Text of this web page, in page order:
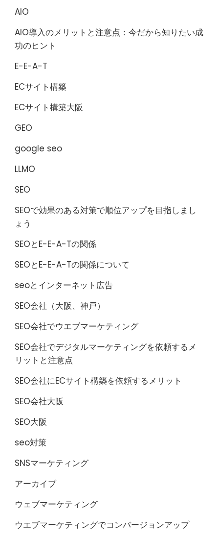
AIO
AIO導入のメリットと注意点：今だから知りたい成
功のヒント
E-E-A-T
ECサイト構築
ECサイト構築大阪
GEO
google seo
LLMO
SEO
SEOで効果のある対策で順位アップを目指しまし
ょう
SEOとE-E-A-Tの関係
SEOとE-E-A-Tの関係について
seoとインターネット広告
SEO会社（大阪、神戸）
SEO会社でウエブマーケティング
SEO会社でデジタルマーケティングを依頼するメ
リットと注意点
SEO会社にECサイト構築を依頼するメリット
SEO会社大阪
SEO大阪
seo対策
SNSマーケティング
アーカイブ
ウェブマーケティング
ウエブマーケティングでコンバージョンアップ